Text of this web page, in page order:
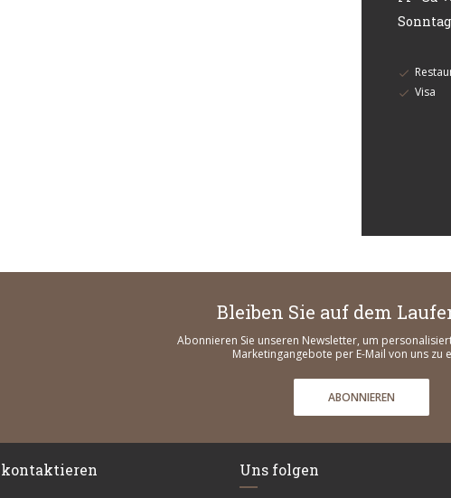
Sonntag
Visa
Bleiben Sie auf dem
Abonnieren Sie unseren Newsletter, um
Marketingangebote per E-Mail von uns zu
ABONNIEREN
kontaktieren Uns folgen